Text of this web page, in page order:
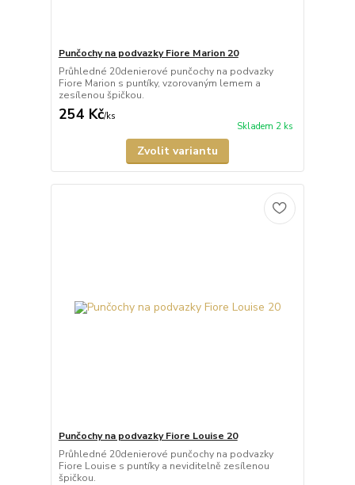
Punčochy na podvazky Fiore Marion 20
Průhledné 20denierové punčochy na podvazky
Fiore Marion s puntíky, vzorovaným lemem a
zesílenou špičkou.
254 Kč/ks
Skladem 2 ks
Zvolit variantu
Punčochy na podvazky Fiore Louise 20
Průhledné 20denierové punčochy na podvazky
Fiore Louise s puntíky a neviditelně zesílenou
špičkou.